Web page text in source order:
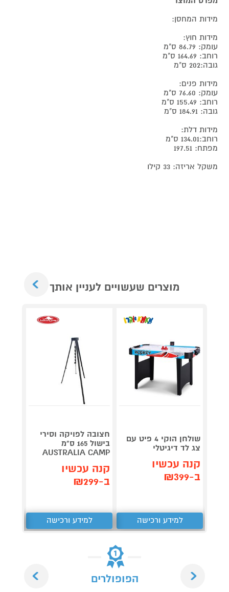
מידות המחסן:
מידות חוץ:
עומק: 86.79 ס"מ
רוחב: 164.69 ס"מ
גובה:202 ס"מ
מידות פנים:
עומק: 76.60 ס"מ
רוחב: 155.49 ס"מ
גובה: 184.91 ס"מ
מידות דלת:
רוחב:134.01 ס"מ
מפתח: 197.51
משקל אריזה: 33 קילו
מוצרים שעשויים לעניין אותך
שולחן הוקי 4 פיט עם
צג לד דיגיטלי
קנה עכשיו
ב-₪399
למידע ורכישה
חצובה לפויקה וסירי
בישול 165 ס"מ
AUSTRALIA CAMP
קנה עכשיו
ב-₪299
למידע ורכישה
הפופולרים